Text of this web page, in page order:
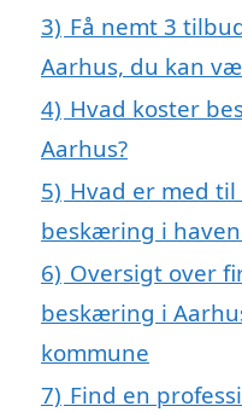
3) Få nemt 3
Aarhus, du kan
4) Hvad koster
Aarhus?
5) Hvad er med
beskæring i
6) Oversigt over
beskæring i
kommune
7) Find en